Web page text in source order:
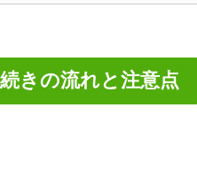
きの流れと注意点